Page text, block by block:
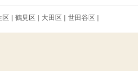
| 鶴見区 | 大田区 | 世田谷区 |